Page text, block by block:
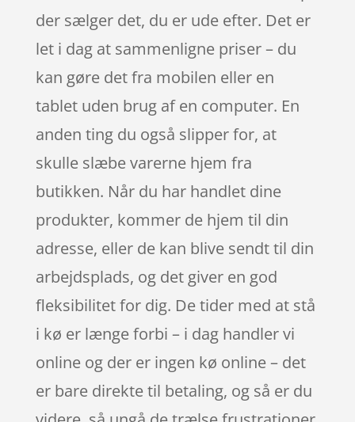
der sælger det, du er ude efter. Det er
let i dag at sammenligne priser – du
kan gøre det fra mobilen eller en
tablet uden brug af en computer. En
anden ting du også slipper for, at
skulle slæbe varerne hjem fra
butikken. Når du har handlet dine
produkter, kommer de hjem til din
adresse, eller de kan blive sendt til din
arbejdsplads, og det giver en god
fleksibilitet for dig. De tider med at stå
i kø er længe forbi – i dag handler vi
online og der er ingen kø online – det
er bare direkte til betaling, og så er du